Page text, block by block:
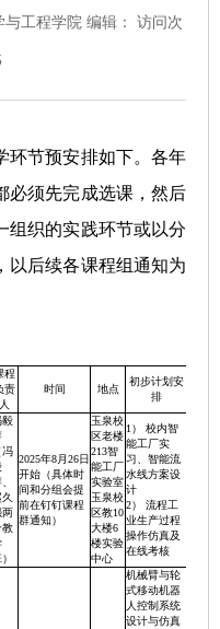
工程学院 编辑： 访问次
环节预安排如下。各年
必须先完成选课，然后
组织的实践环节或以分
以后续各课程组通知为
程
责
人
时间 地点
初步计划安
排
毅
冯
久
两
教
2025年8月26日
开始（具体时
间和分组会提
前在钉钉课程
群通知）
玉泉校
区老楼
213智
能工厂
实验室
玉泉校
区教10
大楼6
楼实验
中心
1） 校内智
能工厂实
习、智能流
水线方案设
计
2） 流程工
业生产过程
操作仿真及
在线考核
机械臂与轮
式移动机器
人控制系统
设计与仿真